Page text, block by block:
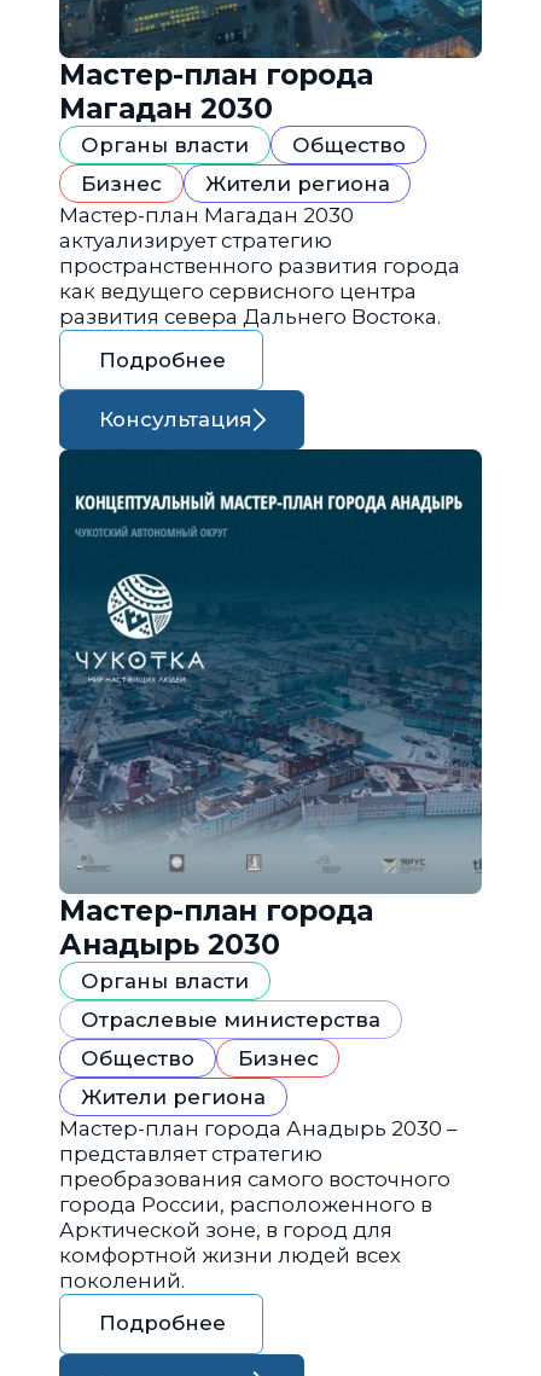
Мастер-план города
Магадан 2030
Органы власти
Общество
Бизнес
Жители региона
Мастер-план Магадан 2030
актуализирует стратегию
пространственного развития города
как ведущего сервисного центра
развития севера Дальнего Востока.
Подробнее
Консультация
Мастер-план города
Анадырь 2030
Органы власти
Отраслевые министерства
Общество
Бизнес
Жители региона
Мастер-план города Анадырь 2030 –
представляет стратегию
преобразования самого восточного
города России, расположенного в
Арктической зоне, в город для
комфортной жизни людей всех
поколений.
Подробнее